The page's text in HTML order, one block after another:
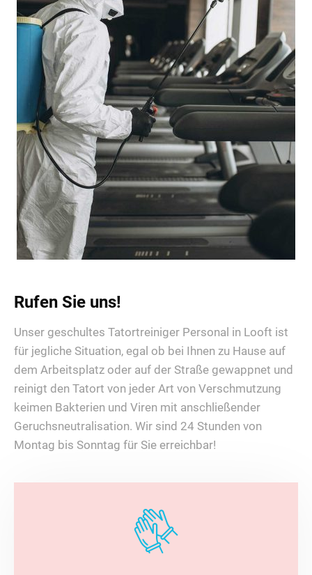
Rufen Sie uns!
Unser geschultes Tatortreiniger Personal in Looft ist
für jegliche Situation, egal ob bei Ihnen zu Hause auf
dem Arbeitsplatz oder auf der Straße gewappnet und
reinigt den Tatort von jeder Art von Verschmutzung
keimen Bakterien und Viren mit anschließender
Geruchsneutralisation. Wir sind 24 Stunden von
Montag bis Sonntag für Sie erreichbar!